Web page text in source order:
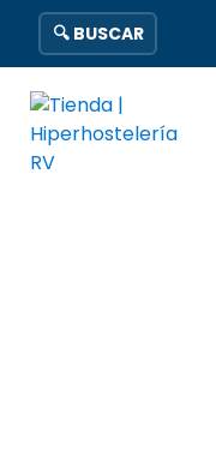
🔍 BUSCAR